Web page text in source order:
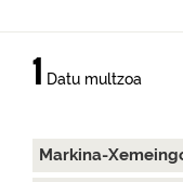
1 Datu multzoa
Markina-